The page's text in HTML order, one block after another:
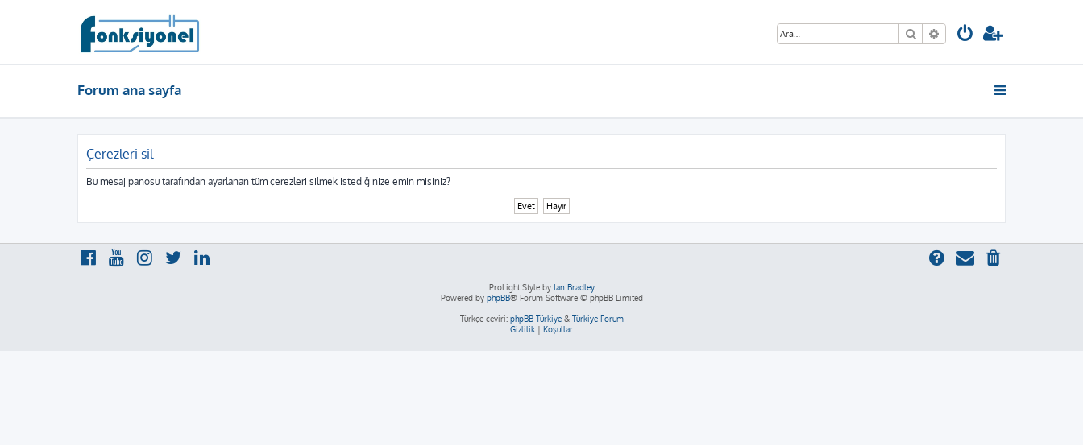
Ara Gelişmiş arama
Forum ana sayfa
Çerezleri sil
Bu mesaj panosu tarafından ayarlanan tüm çerezleri silmek istediğinize emin misiniz?
ProLight Style by Ian Bradley
Powered by phpBB® Forum Software © phpBB Limited
Türkçe çeviri: phpBB Türkiye& Türkiye Forum
Gizlilik | Koşullar